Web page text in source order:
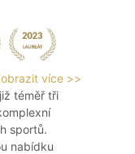
více >>
téměř tři
sportů.
nabídku